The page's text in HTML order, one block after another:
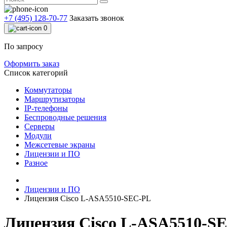
+7 (495) 128-70-77 Заказать звонок
0
По запросу
Оформить заказ
Список категорий
Коммутаторы
Маршрутизаторы
IP-телефоны
Беспроводные решения
Серверы
Модули
Межсетевые экраны
Лицензии и ПО
Разное
Лицензии и ПО
Лицензия Cisco L-ASA5510-SEC-PL
Лицензия Cisco L-ASA5510-